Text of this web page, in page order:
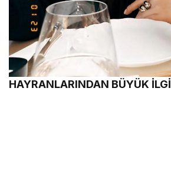
HAYRANLARINDAN BÜYÜK İLGİ